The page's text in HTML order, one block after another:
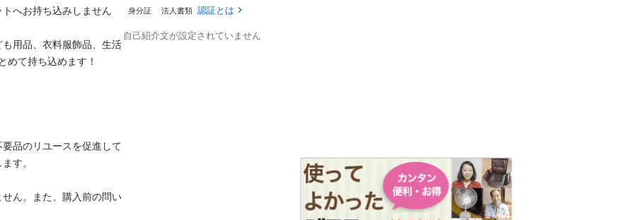
へお持ち込みしません
用品、衣料服飾品、生活
めて持ち込めます！
品のリユースを促進して
す。
ん。また、購入前の問い
身分証 法人書類 認証とは
自己紹介文が設定されていません